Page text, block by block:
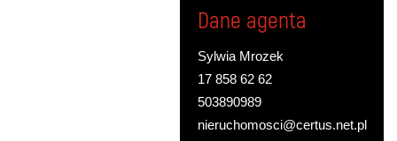
Dane agenta
Sylwia Mrozek
17 858 62 62
503890989
nieruchomosci@certus.net.pl